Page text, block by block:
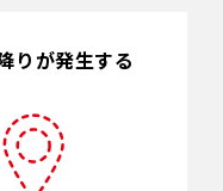
りが発生する